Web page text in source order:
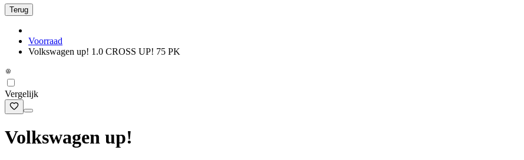
Terug
Voorraad
Volkswagen up! 1.0 CROSS UP! 75 PK
Vergelijk
Volkswagen up!